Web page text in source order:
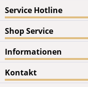
Service Hotline
Shop Service
Informationen
Kontakt